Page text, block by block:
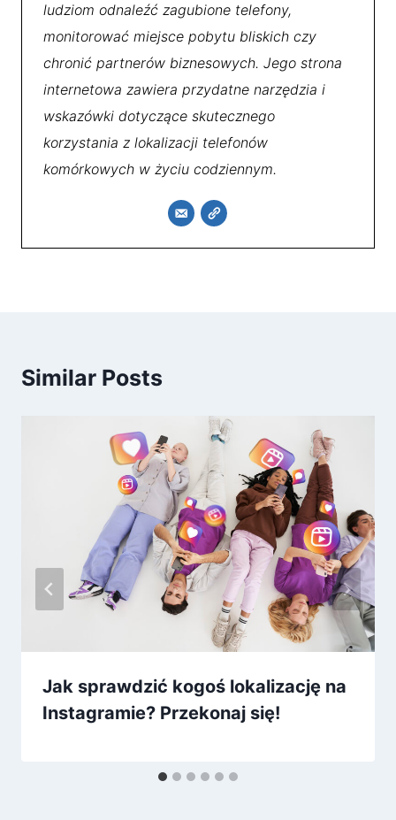
ludziom odnaleźć zagubione telefony,
monitorować miejsce pobytu bliskich czy
chronić partnerów biznesowych. Jego strona
internetowa zawiera przydatne narzędzia i
wskazówki dotyczące skutecznego
korzystania z lokalizacji telefonów
komórkowych w życiu codziennym.
Similar Posts
Jak sprawdzić kogoś lokalizację na
Instagramie? Przekonaj się!